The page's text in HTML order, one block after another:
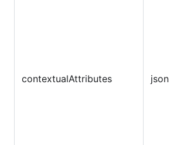
contextualAttributes json